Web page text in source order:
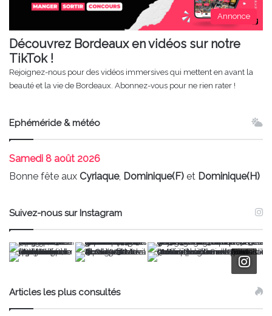
Annonce
Découvrez Bordeaux en vidéos sur notre
TikTok !
Rejoignez-nous pour des vidéos immersives qui mettent en avant la
beauté et la vie de Bordeaux. Abonnez-vous pour ne rien rater !
Ephéméride & météo
Samedi 8 août 2026
Bonne fête aux Cyriaque, Dominique(F) et Dominique(H)
Suivez-nous sur Instagram
Articles les plus consultés